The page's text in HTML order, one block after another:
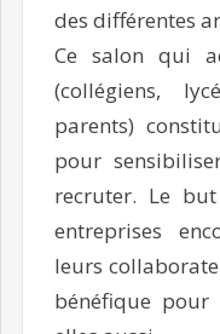
des différentes
Ce salon qui
(collégiens,
parents)
pour
recruter. Le
entreprises
leurs
bénéfique